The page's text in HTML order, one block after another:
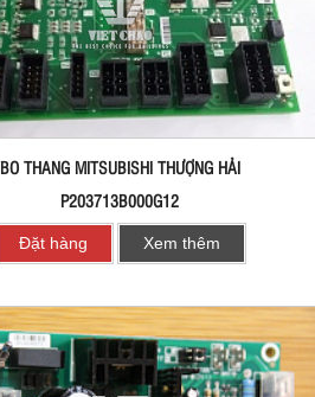
BO THANG MITSUBISHI THƯỢNG HẢI
P203713B000G12
Đặt hàng Xem thêm